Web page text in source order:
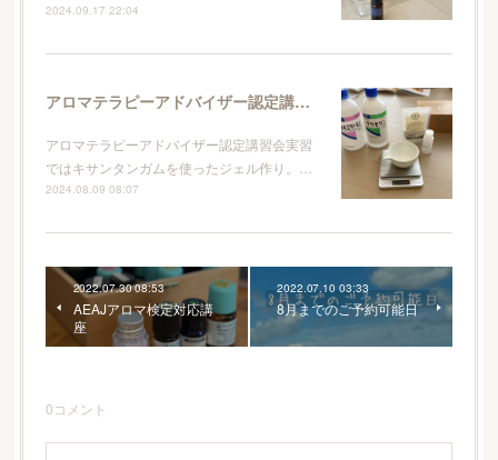
2024.09.17 22:04
アロマテラピーアドバイザー認定講習会
アロマテラピーアドバイザー認定講習会実習
ではキサンタンガムを使ったジェル作り。…
2024.08.09 08:07
2022.07.30 08:53
AEAJアロマ検定対応講
座
2022.07.10 03:33
8月までのご予約可能日
0コメント